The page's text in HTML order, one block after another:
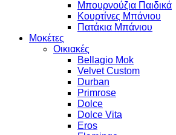
Μπουρνούζια Παιδικά
Κουρτίνες Μπάνιου
Πατάκια Μπάνιου
Μοκέτες
Οικιακές
Bellagio Mok
Velvet Custom
Durban
Primrose
Dolce
Dolce Vita
Eros